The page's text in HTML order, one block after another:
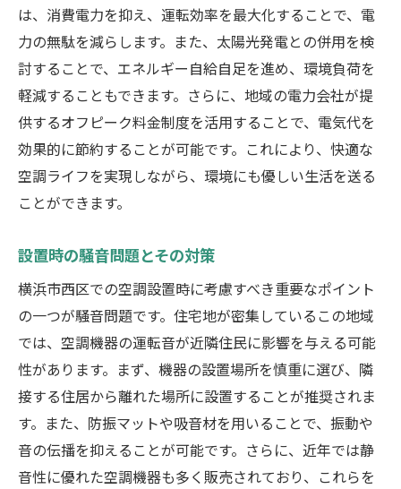
は、消費電力を抑え、運転効率を最大化することで、電
力の無駄を減らします。また、太陽光発電との併用を検
討することで、エネルギー自給自足を進め、環境負荷を
軽減することもできます。さらに、地域の電力会社が提
供するオフピーク料金制度を活用することで、電気代を
効果的に節約することが可能です。これにより、快適な
空調ライフを実現しながら、環境にも優しい生活を送る
ことができます。
設置時の騒音問題とその対策
横浜市西区での空調設置時に考慮すべき重要なポイント
の一つが騒音問題です。住宅地が密集しているこの地域
では、空調機器の運転音が近隣住民に影響を与える可能
性があります。まず、機器の設置場所を慎重に選び、隣
接する住居から離れた場所に設置することが推奨されま
す。また、防振マットや吸音材を用いることで、振動や
音の伝播を抑えることが可能です。さらに、近年では静
音性に優れた空調機器も多く販売されており、これらを